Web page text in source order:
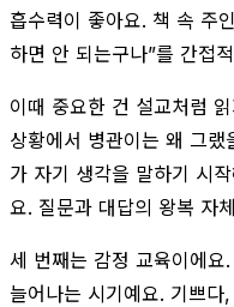
흡수력이 좋아요. 책 속 주
하면 안 되는구나”를 간접
이때 중요한 건 설교처럼
상황에서 병관이는 왜 그랬
가 자기 생각을 말하기 시
요. 질문과 대답의 왕복 자
세 번째는 감정 교육이에
늘어나는 시기예요. 기쁘